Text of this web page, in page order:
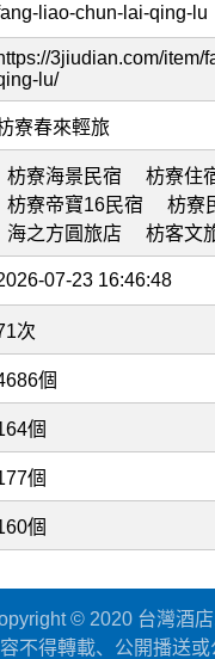
liao-chun-lai-qing-lu
3jiudian.com/item/
lu/
寮春來輕旅
枋寮海景民宿 枋寮住
枋寮帝寶16民宿
枋寮
海之方圓旅店
枋客文
07-23 16:46:48
次
個
個
個
個
© 2020 台灣酒
不得轉載、公開播送或